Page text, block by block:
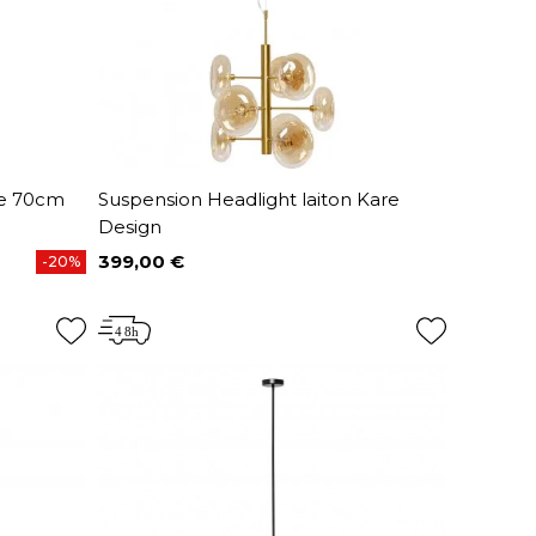
70cm
-20%
Suspension Headlight laiton Kare
Design
Prix
399,00 €